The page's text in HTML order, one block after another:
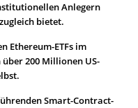
Anlegern
bietet.
Ethereum-ETFs im
200 Millionen US-
Smart-Contract-